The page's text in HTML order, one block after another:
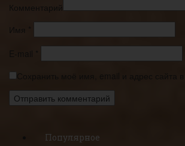
Комментарий
Имя
Сохранить моё имя, email и адрес
Популярное